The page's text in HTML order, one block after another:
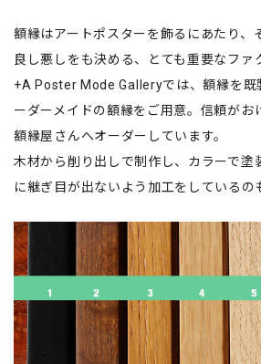
額縁はアートポスターを飾るにあたり、
良し悪しをも決める、とても重要なファ
+A Poster Mode Galleryでは、額縁を既
ーダーメイドの額縁をご用意。信頼がお
額縁屋さんへオーダーしています。
木材から削り出しで制作し、カラーで塗
に継ぎ目が出ないよう加工をしているの